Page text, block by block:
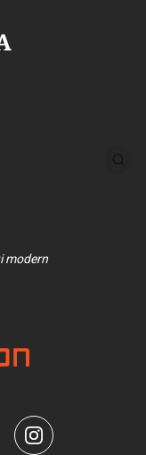
modern